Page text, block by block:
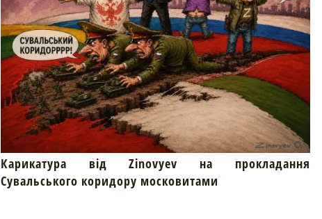
Карикатура від Zinovyev на прокладання
Сувальського коридору московитами